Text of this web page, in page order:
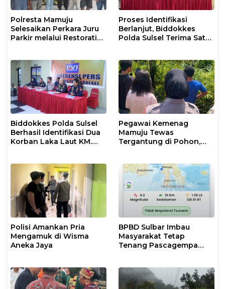
Polresta Mamuju
Selesaikan Perkara Juru
Parkir melalui Restorative
Proses Identifikasi
Berlanjut, Biddokkes
Polda Sulsel Terima Satu
Biddokkes Polda Sulsel
Berhasil Identifikasi Dua
Korban Laka Laut KM.
Pegawai Kemenag
Mamuju Tewas
Tergantung di Pohon,
Polisi Amankan Pria
Mengamuk di Wisma
Aneka Jaya
BPBD Sulbar Imbau
Masyarakat Tetap
Tenang Pascagempa